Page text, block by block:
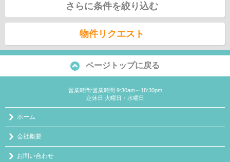
さらに条件を絞り込む
物件リクエスト
ページトップに戻る
営業時間:営業時間 9:30am～18:30pm
定休日:火曜日・水曜日
ホーム
会社概要
お問い合わせ